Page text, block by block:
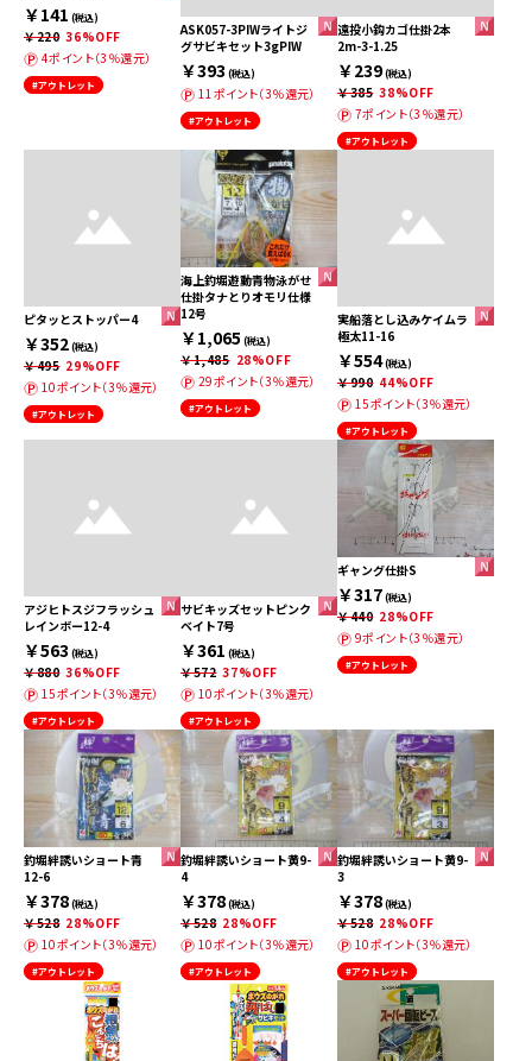
￥141 (税込)
￥220 36%OFF
4ポイント（3％還元）
#アウトレット
ASK057-3PIWライトジ
グサビキセット3gPIW
￥393 (税込)
11ポイント（3％還元）
#アウトレット
遠投小鈎カゴ仕掛2本
2m-3-1.25
￥239(税込)
￥385 38%OFF
7ポイント（3％還元）
#アウトレット
ピタッとストッパー4
￥352(税込)
￥495 29%OFF
10ポイント（3％還元）
#アウトレット
海上釣堀遊動青物泳がせ
仕掛タナとりオモリ仕様
12号
￥1,065 (税込)
￥1,485 28%OFF
29ポイント（3％還元）
#アウトレット
実船落とし込みケイムラ
極太11-16
￥554(税込)
￥990 44%OFF
15ポイント（3％還元）
#アウトレット
アジヒトスジフラッシュ
レインボー12-4
￥563 (税込)
￥880 36%OFF
15ポイント（3％還元）
#アウトレット
サビキッズセットピンク
ベイト7号
￥361 (税込)
￥572 37%OFF
10ポイント（3％還元）
#アウトレット
ギャング仕掛S
￥317(税込)
￥440 28%OFF
9ポイント（3％還元）
#アウトレット
釣堀絆誘いショート青
12-6
￥378(税込)
￥528 28%OFF
10ポイント（3％還元）
#アウトレット
釣堀絆誘いショート黄9-
4
￥378(税込)
￥528 28%OFF
10ポイント（3％還元）
#アウトレット
釣堀絆誘いショート黄9-
3
￥378(税込)
￥528 28%OFF
10ポイント（3％還元）
#アウトレット